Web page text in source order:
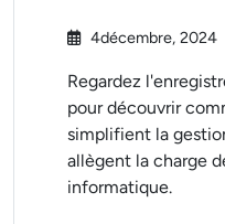
4décembre, 2024
Regardez
pour découvrir
simplifient la
allègent la charge
informatique.